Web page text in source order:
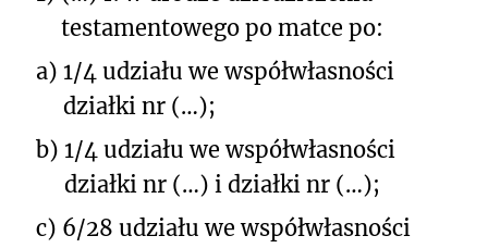
testamentowego po matce po:
a) 1/4 udziału we współwłasności
działki nr (…);
b) 1/4 udziału we współwłasności
działki nr (…) i działki nr (…);
c) 6/28 udziału we współwłasności